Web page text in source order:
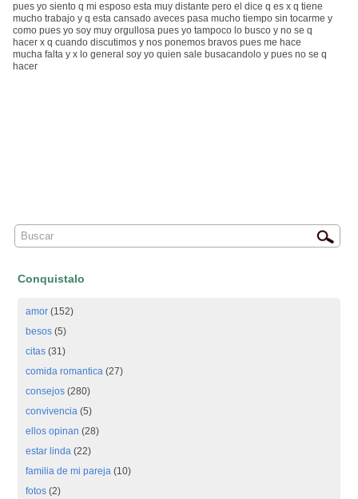
pues yo siento q mi esposo esta muy distante pero el dice q es x q tiene
mucho trabajo y q esta cansado aveces pasa mucho tiempo sin tocarme y
como pues yo soy muy orgullosa pues yo tampoco lo busco y no se q
hacer x q cuando discutimos y nos ponemos bravos pues me hace
mucha falta y x lo general soy yo quien sale busacandolo y pues no se q
hacer
Conquistalo
amor (152)
besos (5)
citas (31)
comida romantica (27)
consejos (280)
convivencia (5)
ellos opinan (28)
estar linda (22)
familia de mi pareja (10)
fotos (2)